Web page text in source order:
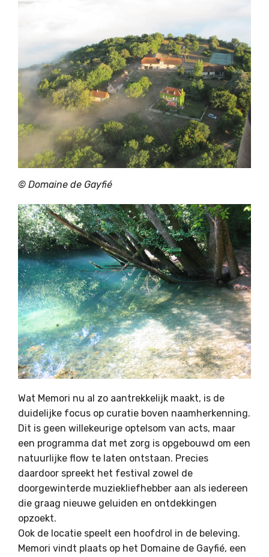
© Domaine de Gayfié
Wat Memori nu al zo aantrekkelijk maakt, is de
duidelijke focus op curatie boven naamherkenning.
Dit is geen willekeurige optelsom van acts, maar
een programma dat met zorg is opgebouwd om een
natuurlijke flow te laten ontstaan. Precies
daardoor spreekt het festival zowel de
doorgewinterde muziekliefhebber aan als iedereen
die graag nieuwe geluiden en ontdekkingen
opzoekt.
Ook de locatie speelt een hoofdrol in de beleving.
Memori vindt plaats op het Domaine de Gayfié, een